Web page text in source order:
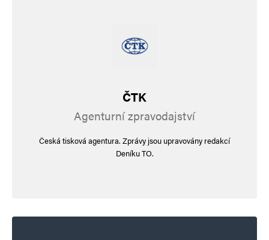
ČTK
Agenturní zpravodajství
Česká tisková agentura. Zprávy jsou upravovány redakcí
Deníku TO.